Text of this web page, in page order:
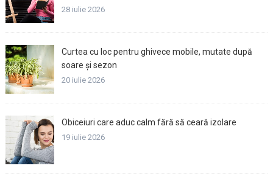
28 iulie 2026
Curtea cu loc pentru ghivece mobile, mutate după
soare și sezon
20 iulie 2026
Obiceiuri care aduc calm fără să ceară izolare
19 iulie 2026